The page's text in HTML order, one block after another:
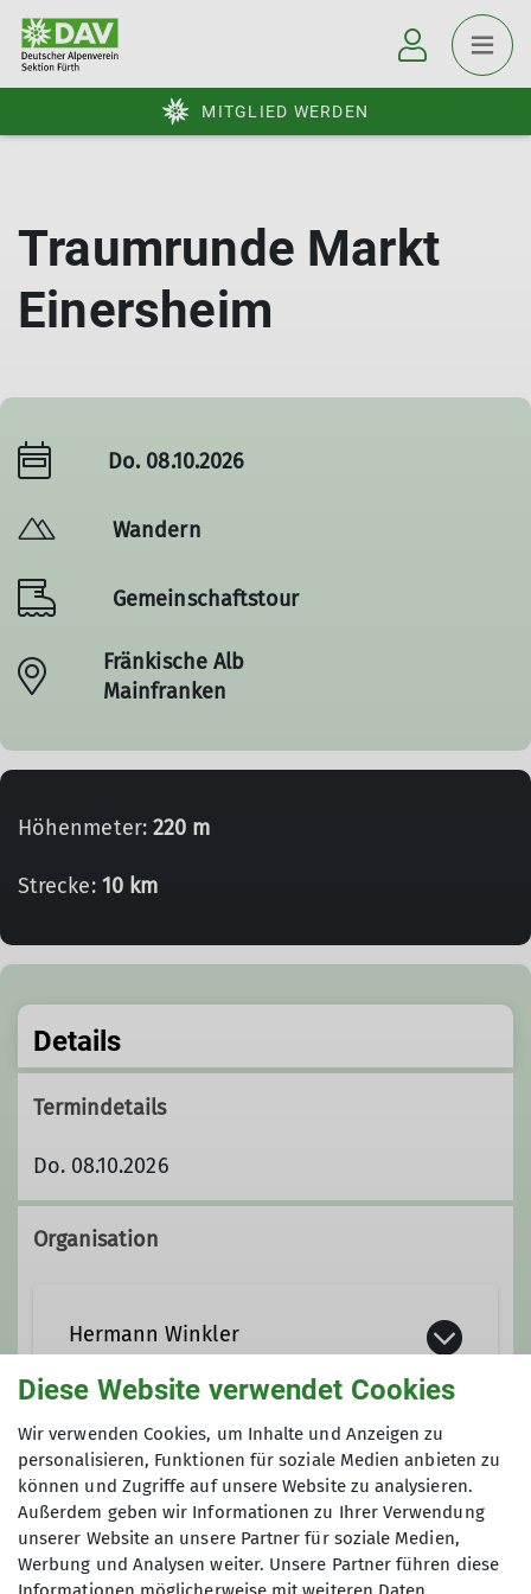
MITGLIED WERDEN
Traumrunde Markt
Einersheim
Do. 08.10.2026
Wandern
Gemeinschaftstour
Fränkische Alb
Mainfranken
Höhenmeter: 220 m
Strecke: 10 km
Details
Termindetails
Do. 08.10.2026
Organisation
Hermann Winkler
0911/69 88 07
Anmeldung
Hermann Winkler
0911/69 88 07
Diese Website verwendet Cookies
Wir verwenden Cookies, um Inhalte und Anzeigen zu
personalisieren, Funktionen für soziale Medien anbieten zu
können und Zugriffe auf unsere Website zu analysieren.
Außerdem geben wir Informationen zu Ihrer Verwendung
unserer Website an unsere Partner für soziale Medien,
Werbung und Analysen weiter. Unsere Partner führen diese